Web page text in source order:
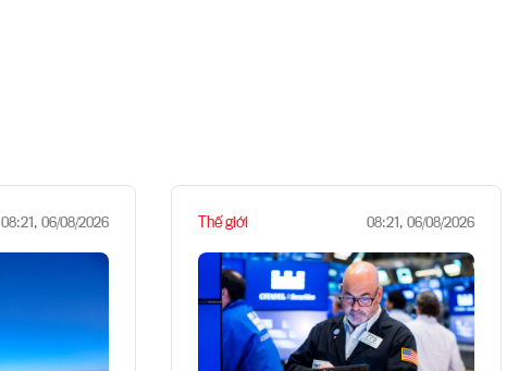
08:21, 06/08/2026 Thế giới 08:21, 06/08/2026